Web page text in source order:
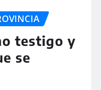
testigo y
se